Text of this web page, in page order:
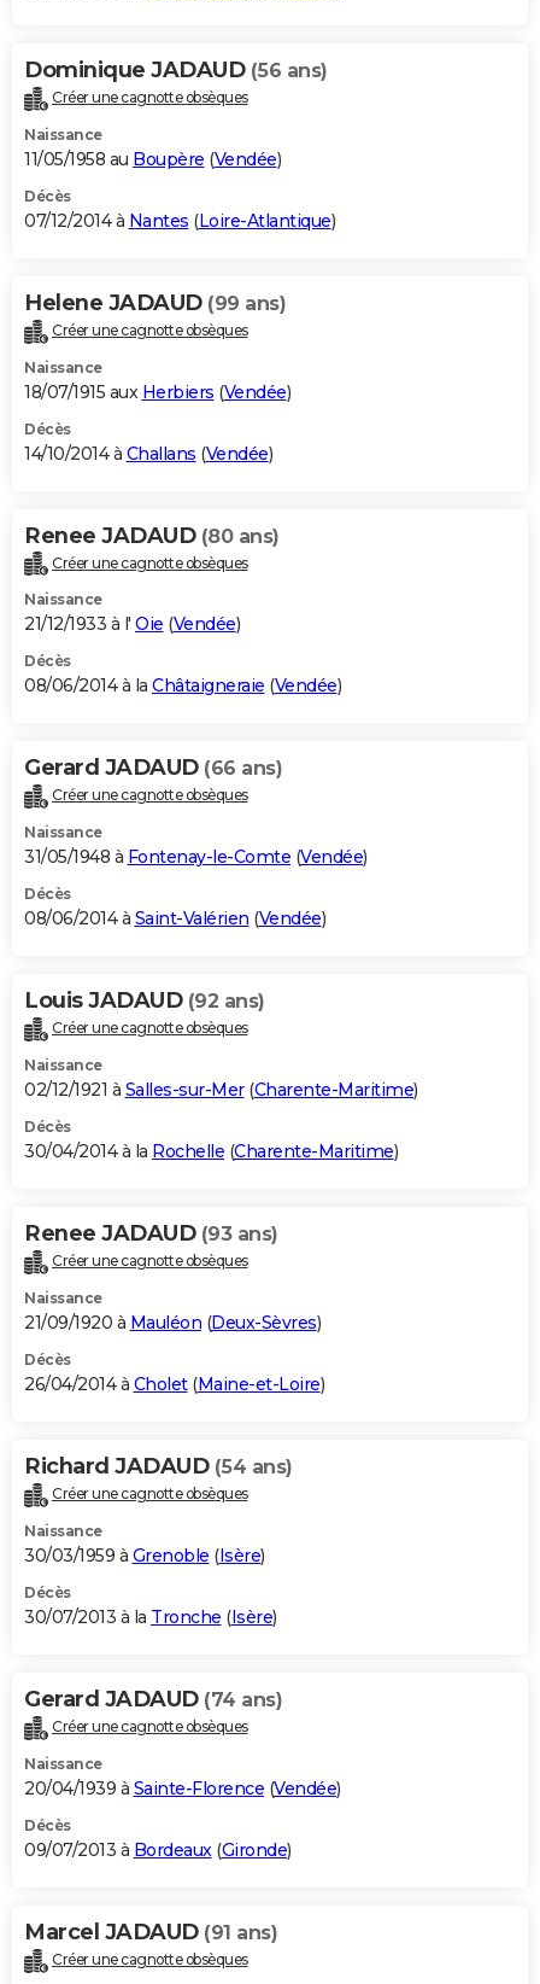
Dominique JADAUD (56 ans)
Créer une cagnotte obsèques
Naissance
11/05/1958 au Boupère (Vendée)
Décès
07/12/2014 à Nantes (Loire-Atlantique)
Helene JADAUD (99 ans)
Créer une cagnotte obsèques
Naissance
18/07/1915 aux Herbiers (Vendée)
Décès
14/10/2014 à Challans (Vendée)
Renee JADAUD (80 ans)
Créer une cagnotte obsèques
Naissance
21/12/1933 à l' Oie (Vendée)
Décès
08/06/2014 à la Châtaigneraie (Vendée)
Gerard JADAUD (66 ans)
Créer une cagnotte obsèques
Naissance
31/05/1948 à Fontenay-le-Comte (Vendée)
Décès
08/06/2014 à Saint-Valérien (Vendée)
Louis JADAUD (92 ans)
Créer une cagnotte obsèques
Naissance
02/12/1921 à Salles-sur-Mer(Charente-Maritime)
Décès
30/04/2014 à la Rochelle (Charente-Maritime)
Renee JADAUD (93 ans)
Créer une cagnotte obsèques
Naissance
21/09/1920 à Mauléon (Deux-Sèvres)
Décès
26/04/2014 à Cholet(Maine-et-Loire)
Richard JADAUD (54 ans)
Créer une cagnotte obsèques
Naissance
30/03/1959 à Grenoble (Isère)
Décès
30/07/2013 à la Tronche (Isère)
Gerard JADAUD (74 ans)
Créer une cagnotte obsèques
Naissance
20/04/1939 à Sainte-Florence (Vendée)
Décès
09/07/2013 à Bordeaux(Gironde)
Marcel JADAUD (91 ans)
Créer une cagnotte obsèques